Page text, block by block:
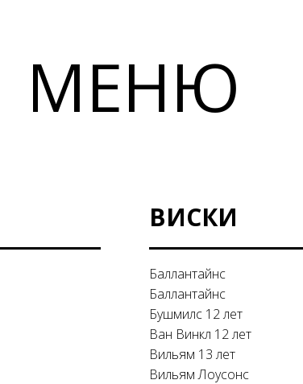
МЕНЮ
ВИСКИ
Баллантайнс
Баллантайнс
Бушмилс 12 лет
Ван Винкл 12 лет
Вильям 13 лет
Вильям Лоусонс